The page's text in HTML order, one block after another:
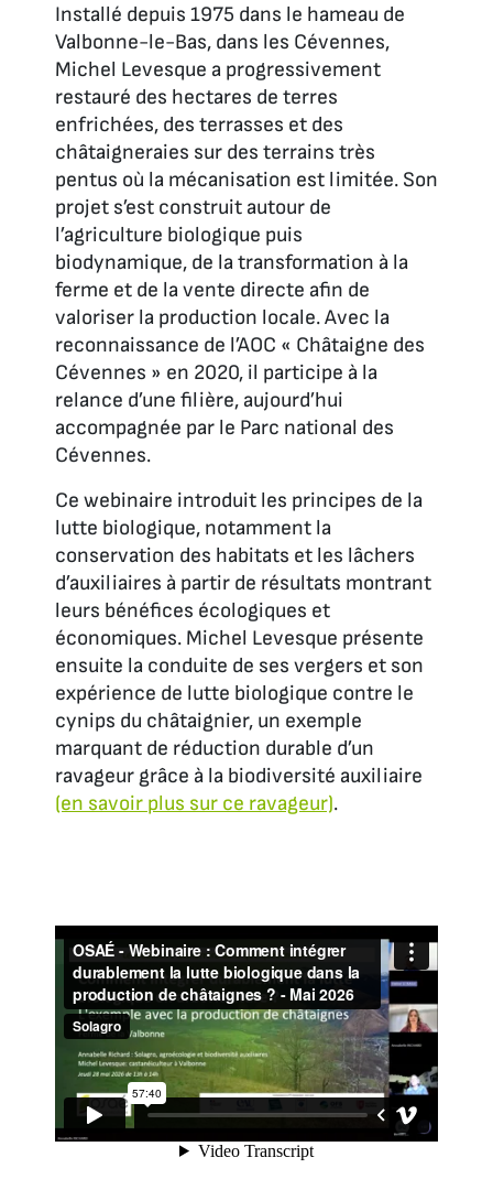
Installé depuis 1975 dans le hameau de
Valbonne-le-Bas, dans les Cévennes,
Michel Levesque a progressivement
restauré des hectares de terres
enfrichées, des terrasses et des
châtaigneraies sur des terrains très
pentus où la mécanisation est limitée. Son
projet s’est construit autour de
l’agriculture biologique puis
biodynamique, de la transformation à la
ferme et de la vente directe afin de
valoriser la production locale. Avec la
reconnaissance de l’AOC « Châtaigne des
Cévennes » en 2020, il participe à la
relance d’une filière, aujourd’hui
accompagnée par le Parc national des
Cévennes.
Ce webinaire introduit les principes de la
lutte biologique, notamment la
conservation des habitats et les lâchers
d’auxiliaires à partir de résultats montrant
leurs bénéfices écologiques et
économiques. Michel Levesque présente
ensuite la conduite de ses vergers et son
expérience de lutte biologique contre le
cynips du châtaignier, un exemple
marquant de réduction durable d’un
ravageur grâce à la biodiversité auxiliaire
(en savoir plus sur ce ravageur).